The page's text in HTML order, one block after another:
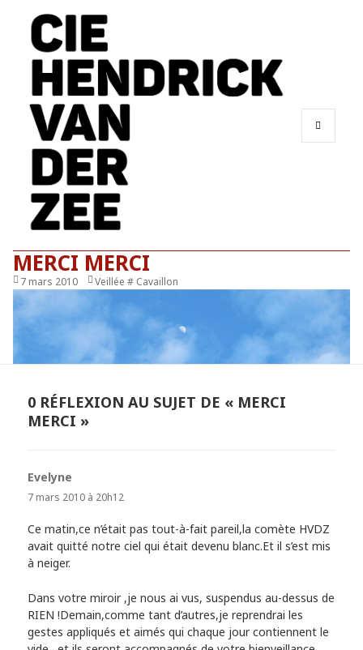
MERCI MERCI
Publié
le
7 mars 2010 Catégories
Veillée # Cavaillon
0 RÉFLEXION AU SUJET DE « MERCI
MERCI »
Evelyne
7 mars 2010 à 20h12
Ce matin,ce n’était pas tout-à-fait pareil,la comète HVDZ
avait quitté notre ciel qui était devenu blanc.Et il s’est mis
à neiger.
Dans votre miroir ,je nous ai vus, suspendus au-dessus de
RIEN !Demain,comme tant d’autres,je reprendrai les
gestes appliqués et aimés qui chaque jour contiennent le